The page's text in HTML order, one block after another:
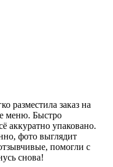
разместила заказ на
меню. Быстро
аккуратно упаковано.
фото выглядит
помогли с
снова!